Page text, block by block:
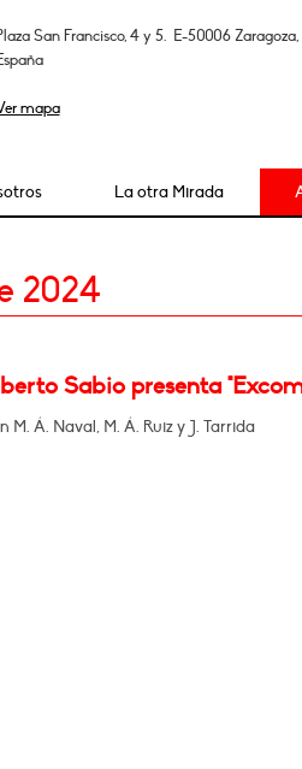
San Francisco, 4 y 5. E-50006 Zaragoza,
mapa
La otra Mirada
2024
Sabio presenta
M. Á. Naval, M. Á. Ruiz y J. Tarrida